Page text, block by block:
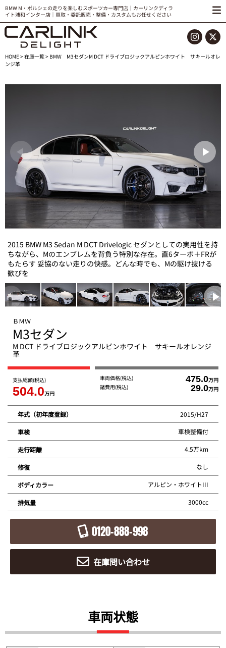
BMW M・ポルシェの走りを楽しむスポーツカー専門店｜カーリンクディラ
イト浦和インター店｜買取・委託販売・整備・カスタムもお任せください
HOME>在庫一覧> BMW M3セダンM DCT ドライブロジックアルピンホワイト サキールオレ
ンジ革
2015 BMW M3 Sedan M DCT Drivelogic セダンとしての実用性を持
ちながら、Mのエンブレムを背負う特別な存在。直6ターボ＋FRが
もたらす 妥協のない走りの快感。どんな時でも、Mの駆け抜ける
歓びを
ＢＭＷ
M3セダン
M DCT ドライブロジックアルピンホワイト サキールオレンジ
革
支払総額(税込)
504.0万円
車両価格(税込) 475.0万円
諸費用(税込) 29.0万円
年式（初年度登録） 2015/H27
車検 車検整備付
走行距離 4.5万km
修復 なし
ボディカラー アルピン・ホワイトIII
排気量 3000cc
0120-888-998
在庫問い合わせ
車両状態